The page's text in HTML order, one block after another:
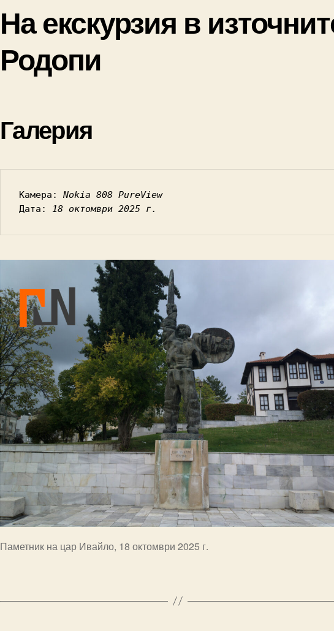
На екскурзия в
Родопи
Галерия
Камера: Nokia 808 PureView
Дата: 18 октомври 2025 г.
Паметник на цар Ивайло, 18 октомври 2025 г.